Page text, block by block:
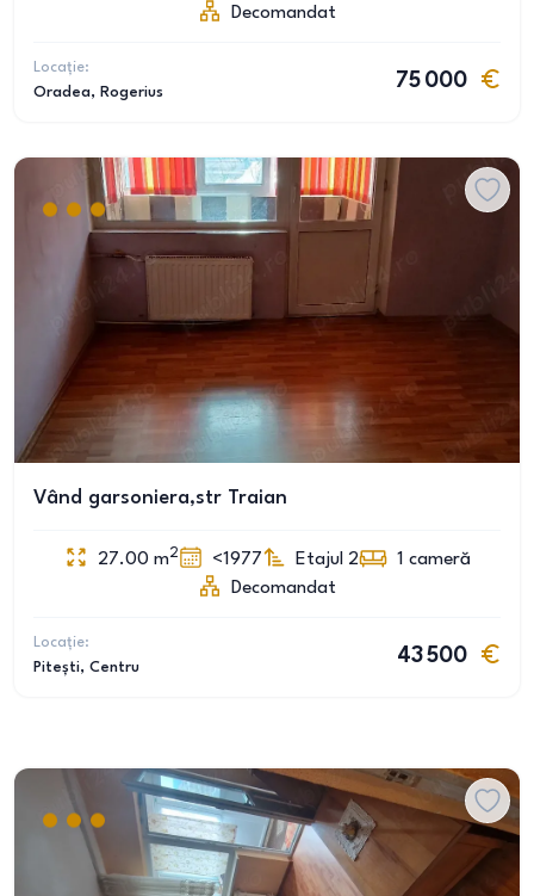
Decomandat
Locație:
Oradea, Rogerius
75 000
Vând garsoniera,str Traian
27.00 m2 <1977 Etajul 2 1 cameră
Decomandat
Locație:
Pitești, Centru
43 500